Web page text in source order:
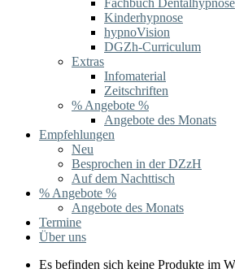
Fachbuch Dentalhypnose
Kinderhypnose
hypnoVision
DGZh-Curriculum
Extras
Infomaterial
Zeitschriften
% Angebote %
Angebote des Monats
Empfehlungen
Neu
Besprochen in der DZzH
Auf dem Nachttisch
% Angebote %
Angebote des Monats
Termine
Über uns
Es befinden sich keine Produkte im